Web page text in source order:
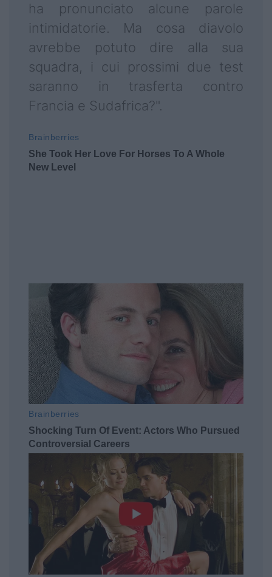
ha pronunciato alcune parole
intimidatorie. Ma cosa diavolo
avrebbe potuto dire alla sua
squadra, i cui prossimi due test
saranno in trasferta contro
Francia e Sudafrica?".